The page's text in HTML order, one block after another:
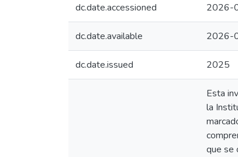
dc.date.accessioned 2026-
dc.date.available 2026-
dc.date.issued 2025
Esta
la
que se